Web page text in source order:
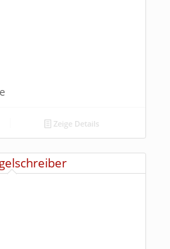
Zeige Details